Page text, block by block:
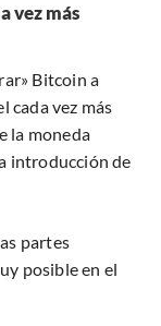
vez más
Bitcoin a
cada vez más
la moneda
introducción de
partes
posible en el